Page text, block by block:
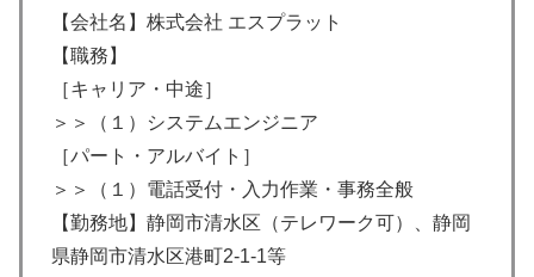
【会社名】株式会社 エスプラット
【職務】
［キャリア・中途］
＞＞（１）システムエンジニア
［パート・アルバイト］
＞＞（１）電話受付・入力作業・事務全般
【勤務地】静岡市清水区（テレワーク可）、静岡
県静岡市清水区港町2-1-1等